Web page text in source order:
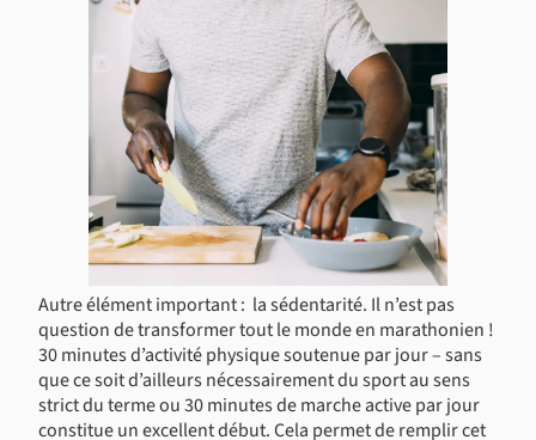
Autre élément important : la sédentarité. Il n’est pas
question de transformer tout le monde en marathonien !
30 minutes d’activité physique soutenue par jour – sans
que ce soit d’ailleurs nécessairement du sport au sens
strict du terme ou 30 minutes de marche active par jour
constitue un excellent début. Cela permet de remplir cet